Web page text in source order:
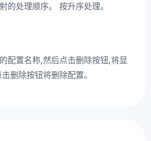
的处理顺序。 按升序处理。
配置名称,然后点击删除按钮,将显
删除按钮将删除配置。